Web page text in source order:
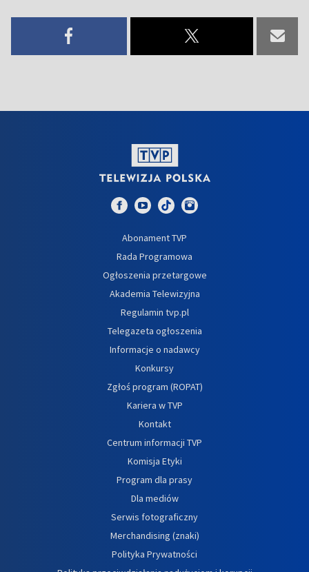
Abonament TVP
Rada Programowa
Ogłoszenia przetargowe
Akademia Telewizyjna
Regulamin tvp.pl
Telegazeta ogłoszenia
Informacje o nadawcy
Konkursy
Zgłoś program (ROPAT)
Kariera w TVP
Kontakt
Centrum informacji TVP
Komisja Etyki
Program dla prasy
Dla mediów
Serwis fotograficzny
Merchandising (znaki)
Polityka Prywatności